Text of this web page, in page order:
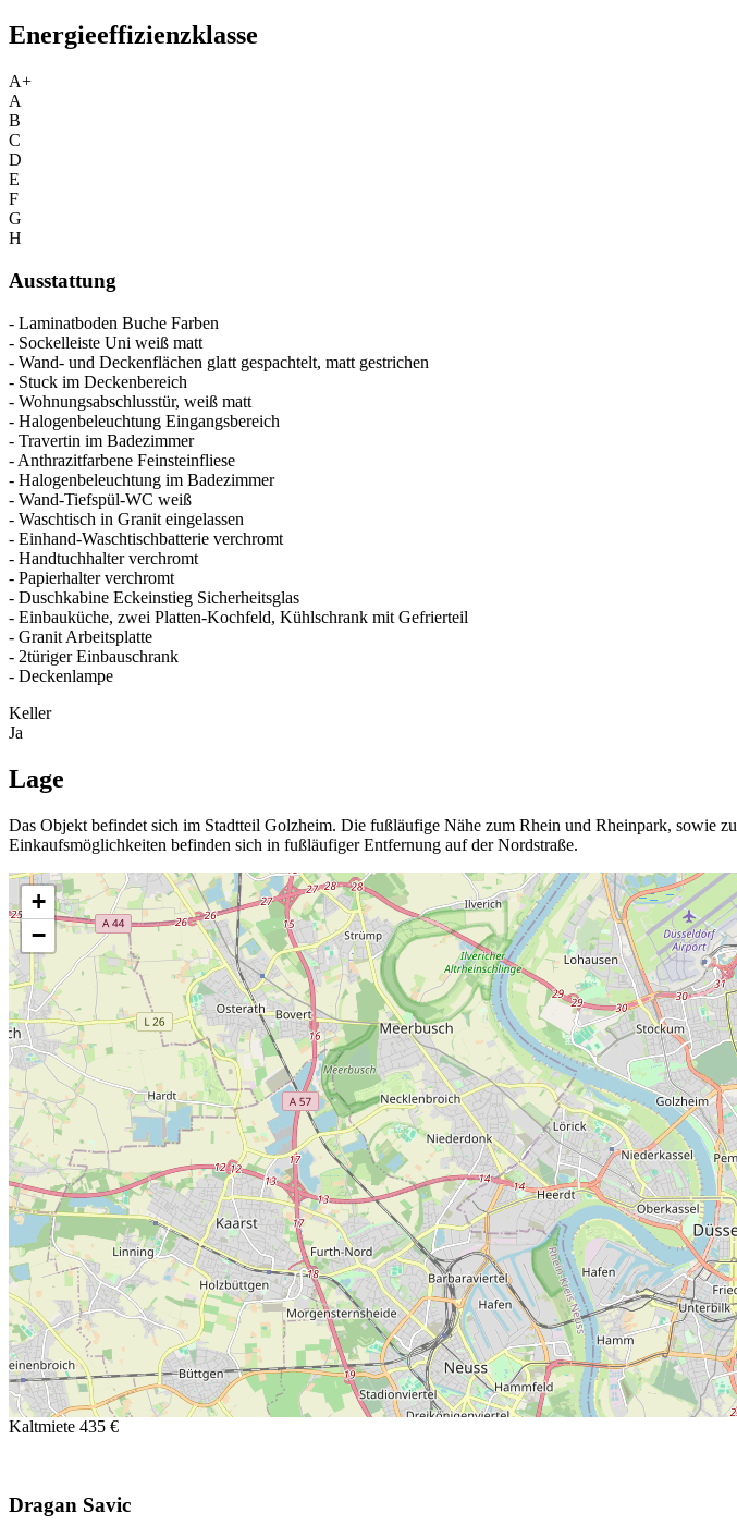
Energieeffizienzklasse
A+
A
B
C
D
E
F
G
H
Ausstattung
- Laminatboden Buche Farben
- Sockelleiste Uni weiß matt
- Wand- und Deckenflächen glatt gespachtelt, matt gestrichen
- Stuck im Deckenbereich
- Wohnungsabschlusstür, weiß matt
- Halogenbeleuchtung Eingangsbereich
- Travertin im Badezimmer
- Anthrazitfarbene Feinsteinfliese
- Halogenbeleuchtung im Badezimmer
- Wand-Tiefspül-WC weiß
- Waschtisch in Granit eingelassen
- Einhand-Waschtischbatterie verchromt
- Handtuchhalter verchromt
- Papierhalter verchromt
- Duschkabine Eckeinstieg Sicherheitsglas
- Einbauküche, zwei Platten-Kochfeld, Kühlschrank mit Gefrierteil
- Granit Arbeitsplatte
- 2türiger Einbauschrank
- Deckenlampe
Keller
Ja
Lage
Das Objekt befindet sich im Stadtteil Golzheim. Die fußläufige Nähe zum Rhein und Rheinpark, sowie
Einkaufsmöglichkeiten befinden sich in fußläufiger Entfernung auf der Nordstraße.
+
−
Kaltmiete 435 €
Dragan Savic